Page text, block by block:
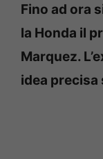
Fino ad ora
la Honda il
Marquez.
idea precisa